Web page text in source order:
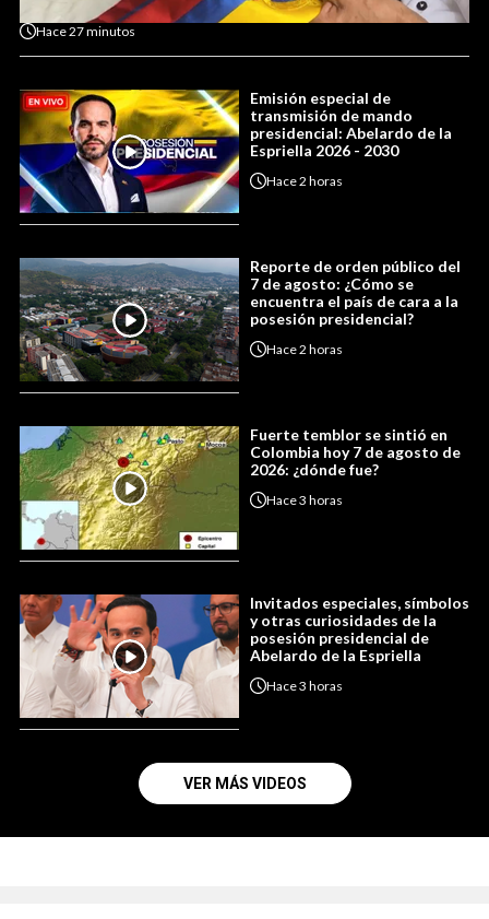
Hace27 minutos
Emisión especial de
transmisión de mando
presidencial: Abelardo de la
Espriella 2026 - 2030
Hace2 horas
Reporte de orden público del
7 de agosto: ¿Cómo se
encuentra el país de cara a la
posesión presidencial?
Hace2 horas
Fuerte temblor se sintió en
Colombia hoy 7 de agosto de
2026: ¿dónde fue?
Hace3 horas
Invitados especiales, símbolos
y otras curiosidades de la
posesión presidencial de
Abelardo de la Espriella
Hace3 horas
VER MÁS VIDEOS